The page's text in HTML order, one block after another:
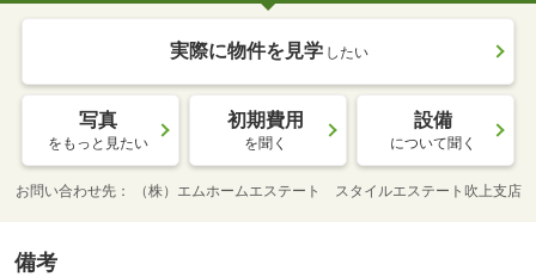
実際に物件を見学 したい
写真
をもっと見たい
初期費用
を聞く
設備
について聞く
お問い合わせ先 （株）エムホームエステート スタイルエステート吹上支店
備考